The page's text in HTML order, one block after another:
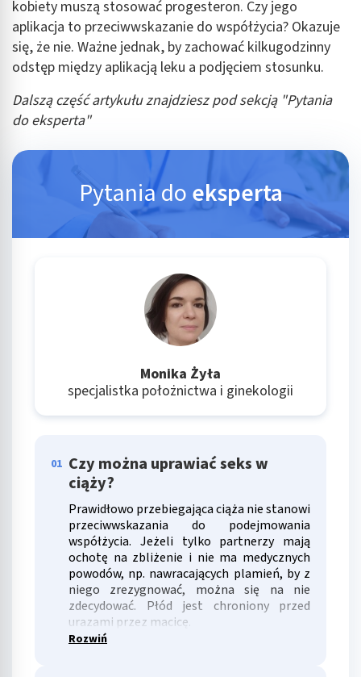
kobiety muszą stosować progesteron. Czy jego
aplikacja to przeciwwskazanie do współżycia? Okazuje
się, że nie. Ważne jednak, by zachować kilkugodzinny
odstęp między aplikacją leku a podjęciem stosunku.
Dalszą część artykułu znajdziesz pod sekcją "Pytania
do eksperta"
Pytania doeksperta
Monika Żyła
specjalistka położnictwa i ginekologii
01 Czy można uprawiać seks w
ciąży?
Prawidłowo przebiegająca ciąża nie stanowi
przeciwwskazania do podejmowania
współżycia. Jeżeli tylko partnerzy mają
ochotę na zbliżenie i nie ma medycznych
powodów, np. nawracających plamień, by z
niego zrezygnować, można się na nie
zdecydować. Płód jest chroniony przed
urazami przez macicę.
Rozwiń